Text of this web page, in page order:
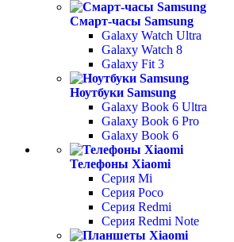
Смарт-часы Samsung
Galaxy Watch Ultra
Galaxy Watch 8
Galaxy Fit 3
Ноутбуки Samsung
Galaxy Book 6 Ultra
Galaxy Book 6 Pro
Galaxy Book 6
Телефоны Xiaomi
Серия Mi
Серия Poco
Серия Redmi
Серия Redmi Note